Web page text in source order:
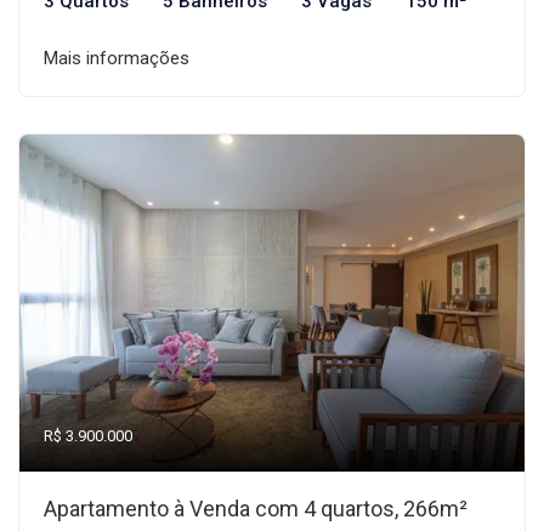
Mais informações
R$ 3.900.000
Apartamento à Venda com 4 quartos, 266m²